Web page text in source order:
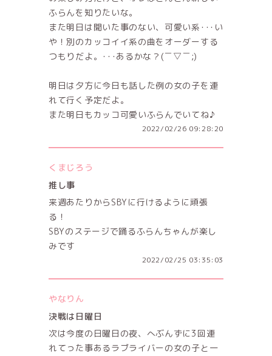
ふらんを知りたいな。
また明日は聞いた事のない、可愛い系･･･い
や！別のカッコイイ系の曲をオーダーする
つもりだよ。･･･あるかな？(￣▽￣;)
明日は夕方に今日も話した例の女の子を連
れて行く予定だよ。
また明日もカッコ可愛いふらんでいてね♪
2022/02/26 09:28:20
くまじろう
推し事
来週あたりからSBYに行けるように頑張
る！
SBYのステージで踊るふらんちゃんが楽し
みです
2022/02/25 03:35:03
やなりん
決戦は日曜日
次は今度の日曜日の夜、へぶんずに3回連
れてった事あるラブライバーの女の子と一